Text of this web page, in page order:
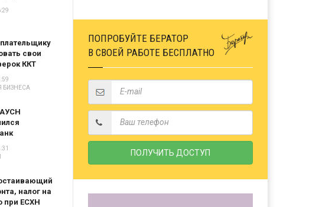
свои
ККТ
БИЗНЕСА
налог на
при ЕСХН
ПОПРОБУЙТЕ БЕРАТОР
В СВОЕЙ РАБОТЕ БЕСПЛАТНО